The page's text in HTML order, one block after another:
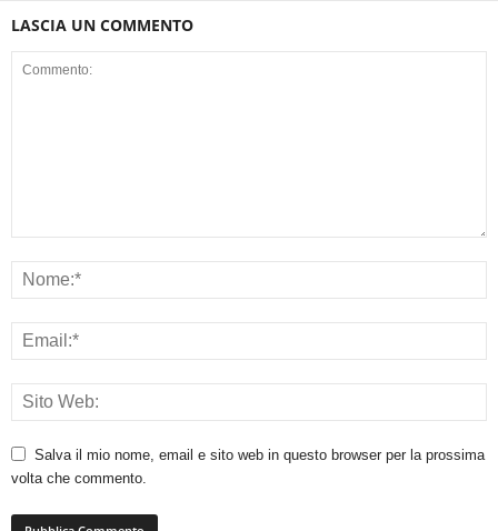
LASCIA UN COMMENTO
Salva il mio nome, email e sito web in questo browser per la prossima
volta che commento.